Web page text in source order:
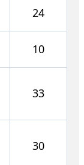
24
10
33
30